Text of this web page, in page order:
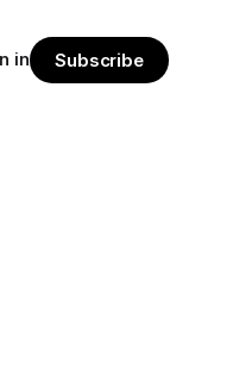
in Subscribe